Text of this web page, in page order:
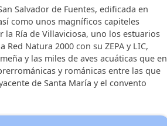
con el jardín.
Salvador de Fuentes, edificada en
como unos magníficos capiteles
Ría de Villaviciosa, uno los estuarios
Natura 2000 con su ZEPA y LIC,
y las miles de aves acuáticas que en
y románicas entre las que
de Santa María y el convento